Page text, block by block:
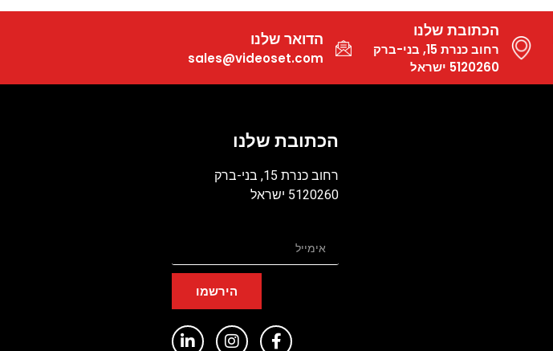
הכתובת שלנו
רחוב כנרת 15, בני-ברק
5120260 ישראל
הדואר שלנו
sales@videoset.com
הכתובת שלנו
רחוב כנרת 15, בני-ברק
5120260 ישראל
הירשמו